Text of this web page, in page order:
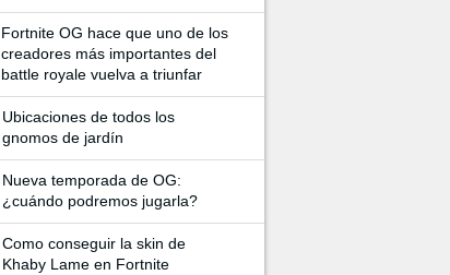
Fortnite OG hace que uno de los
creadores más importantes del
battle royale vuelva a triunfar
Ubicaciones de todos los
gnomos de jardín
Nueva temporada de OG:
¿cuándo podremos jugarla?
Como conseguir la skin de
Khaby Lame en Fortnite